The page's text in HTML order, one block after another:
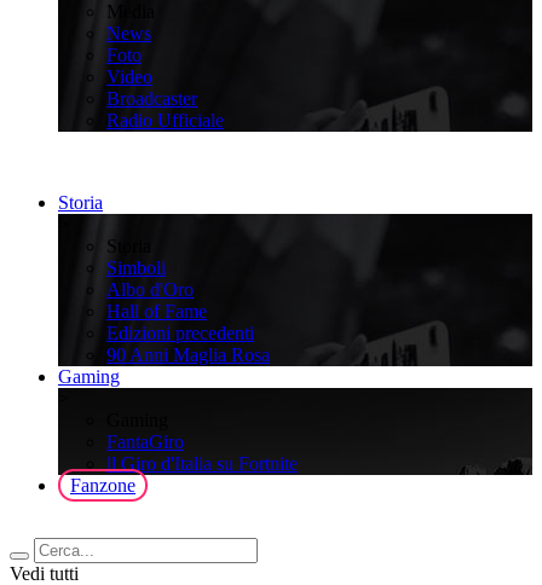
Media
News
Foto
Video
Broadcaster
Radio Ufficiale
Storia
Storia
Simboli
Albo d'Oro
Hall of Fame
Edizioni precedenti
90 Anni Maglia Rosa
Gaming
FantaGiro
ll Giro d'Italia su Fortnite
Fanzone
Vedi tutti